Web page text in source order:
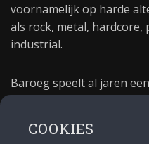
voornamelijk op harde
als rock, metal, hardcore,
industrial.
Baroeg speelt al jaren
poppodium 40 jaar.
COOKIES